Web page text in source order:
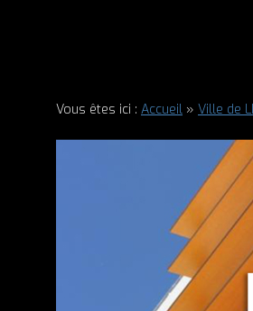
Vous êtes ici : Accueil » Ville de